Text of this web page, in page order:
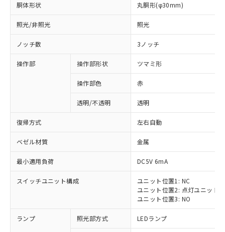
胴体形状 丸胴形(φ30mm)
照光/非照光 照光
ノッチ数 3ノッチ
操作部 操作部形状 ツマミ形
操作部色 赤
透明/不透明 透明
復帰方式 左右自動
ベゼル材質 金属
最小適用負荷 DC5V 6mA
スイッチユニット構成
ユニット位置1: NC
ユニット位置2: 点灯ユニット
ユニット位置3: NO
ランプ 照光部方式 LEDランプ